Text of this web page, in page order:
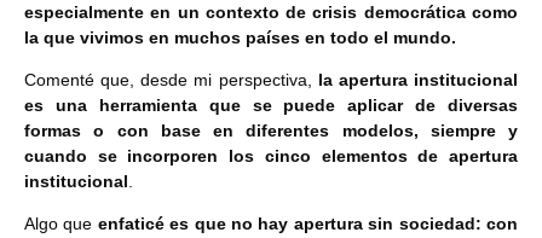
especialmente en un contexto de crisis democrática como
la que vivimos en muchos países en todo el mundo.
Comenté que, desde mi perspectiva, la apertura institucional
es una herramienta que se puede aplicar de diversas
formas o con base en diferentes modelos, siempre y
cuando se incorporen los cinco elementos de apertura
institucional
Algo que enfaticé es que no hay apertura sin sociedad: con